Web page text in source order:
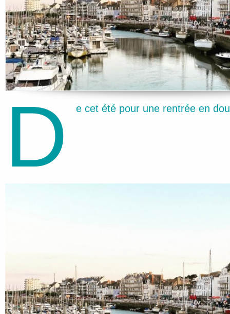
d e cet été pour une rentrée en